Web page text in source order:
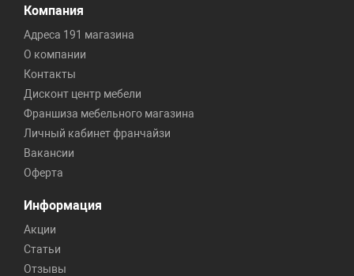
Компания
Адреса 191 магазина
О компании
Контакты
Дисконт центр мебели
Франшиза мебельного магазина
Личный кабинет франчайзи
Вакансии
Оферта
Информация
Акции
Статьи
Отзывы